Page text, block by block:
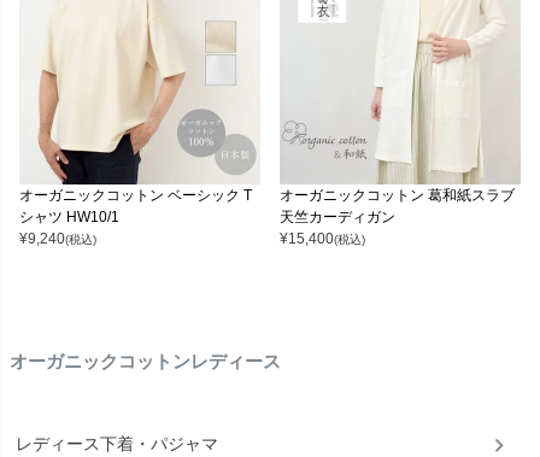
オーガニックコットン ベーシック T
シャツ HW10/1
¥9,240(税込)
オーガニックコットン 葛和紙スラブ
天竺カーディガン
¥15,400(税込)
オーガニックコットンレディース
レディース下着・パジャマ